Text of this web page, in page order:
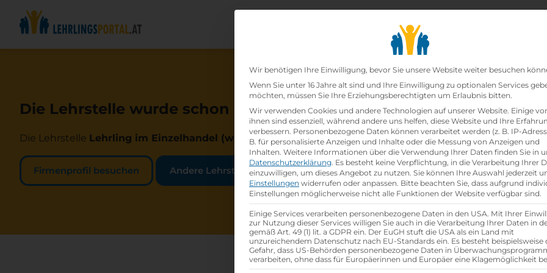
Lehrbetriebesearch
Die Lehrstelle wurde schon besetzt!
Die Lehrstelle Lehrling im Einzelhandel (w /m /d)beiLidl Österreich GmbHist schonbesetzt.
Firmenprofil besuchen Andere Lehrstelle suchen
Datenschutz-
Wir benötigen Ihre Einwilligung, bevor Sie unsere Website weiter besuchen
Wenn Sie unter 16 Jahre alt sind und Ihre Einwilligung zu optionalen Services
möchten, müssen Sie Ihre Erziehungsberechtigten um Erlaubnis bitten.
Wir verwenden Cookies und andere Technologien auf unserer Website. Einige
ihnen sind essenziell, während andere uns helfen, diese Website und Ihre
verbessern. Personenbezogene Daten können verarbeitet werden (z. B. IP-
B. für personalisierte Anzeigen und Inhalte oder die Messung von Anzeigen und
Inhalten. Weitere Informationen über die Verwendung Ihrer Daten finden Sie in
Datenschutzerklärung. Es besteht keine Verpflichtung, in die Verarbeitung Ihrer
einzuwilligen, um dieses Angebot zu nutzen. Sie können Ihre Auswahl jederzeit
Einstellungen widerrufen oder anpassen. Bitte beachten Sie, dass aufgrund
Einstellungen möglicherweise nicht alle Funktionen der Website verfügbar sind.
Einige Services verarbeiten personenbezogene Daten in den USA. Mit Ihrer
zur Nutzung dieser Services willigen Sie auch in die Verarbeitung Ihrer Daten in
gemäß Art. 49 (1) lit. a GDPR ein. Der EuGH stuft die USA als ein Land mit
unzureichendem Datenschutz nach EU-Standards ein. Es besteht beispielsweise
Gefahr, dass US-Behörden personenbezogene Daten in
verarbeiten, ohne dass für Europäerinnen und Europäer eine Klagemöglichkeit